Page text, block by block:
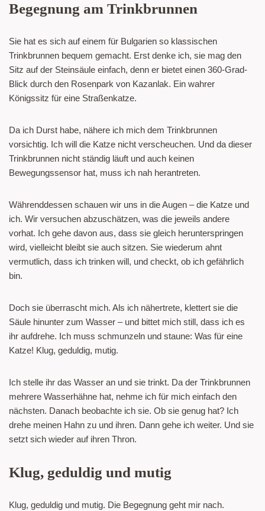
Begegnung am Trinkbrunnen
Sie hat es sich auf einem für Bulgarien so klassischen
Trinkbrunnen bequem gemacht. Erst denke ich, sie mag den
Sitz auf der Steinsäule einfach, denn er bietet einen 360-Grad-
Blick durch den Rosenpark von Kazanlak. Ein wahrer
Königssitz für eine Straßenkatze.
Da ich Durst habe, nähere ich mich dem Trinkbrunnen
vorsichtig. Ich will die Katze nicht verscheuchen. Und da dieser
Trinkbrunnen nicht ständig läuft und auch keinen
Bewegungssensor hat, muss ich nah herantreten.
Währenddessen schauen wir uns in die Augen – die Katze und
ich. Wir versuchen abzuschätzen, was die jeweils andere
vorhat. Ich gehe davon aus, dass sie gleich herunterspringen
wird, vielleicht bleibt sie auch sitzen. Sie wiederum ahnt
vermutlich, dass ich trinken will, und checkt, ob ich gefährlich
bin.
Doch sie überrascht mich. Als ich nähertrete, klettert sie die
Säule hinunter zum Wasser – und bittet mich still, dass ich es
ihr aufdrehe. Ich muss schmunzeln und staune: Was für eine
Katze! Klug, geduldig, mutig.
Ich stelle ihr das Wasser an und sie trinkt. Da der Trinkbrunnen
mehrere Wasserhähne hat, nehme ich für mich einfach den
nächsten. Danach beobachte ich sie. Ob sie genug hat? Ich
drehe meinen Hahn zu und ihren. Dann gehe ich weiter. Und sie
setzt sich wieder auf ihren Thron.
Klug, geduldig und mutig
Klug, geduldig und mutig. Die Begegnung geht mir nach.